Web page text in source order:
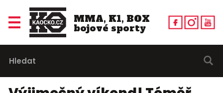
MMA, K1, BOX
bojové sporty